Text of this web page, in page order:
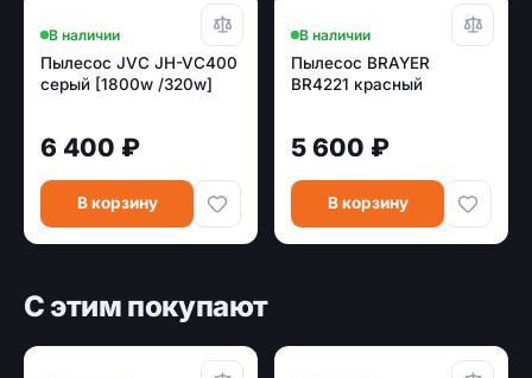
В наличии
Пылесос JVC JH-VC400
серый [1800w /320w]
6 400 ₽
В корзину
В наличии
Пылесос BRAYER
BR4221 красный
5 600 ₽
В корзину
С этим покупают